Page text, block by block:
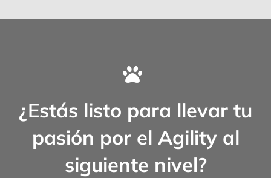
¿Estás listo para llevar tu
pasión por el Agility al
siguiente nivel?